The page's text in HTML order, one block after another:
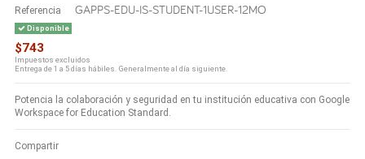
Referencia GAPPS-EDU-IS-STUDENT-1USER-12MO
Disponible
$743
Impuestos excluidos
Entrega de 1 a 5 días hábiles. Generalmente al día siguiente.
Potencia la colaboración y seguridad en tu institución educativa con Google
Workspace for Education Standard.
Compartir